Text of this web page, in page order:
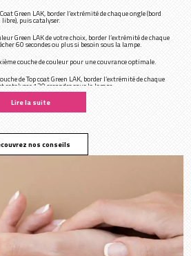
Green LAK, border l’extrémité de chaque ongle (bord
libre), puis catalyser.
Green LAK de votre choix, border l’extrémité de chaque
60 secondes ou plus si besoin sous la lampe.
couche de couleur pour une couvrance optimale.
de Top coat Green LAK, border l’extrémité de chaque
catalyser 120 secondes sous la lampe.
Lire la suite
nos conseils